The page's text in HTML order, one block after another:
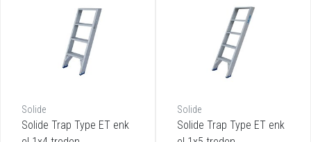
Solide
Solide Trap Type ET enk
Solide
Solide Trap Type ET enk